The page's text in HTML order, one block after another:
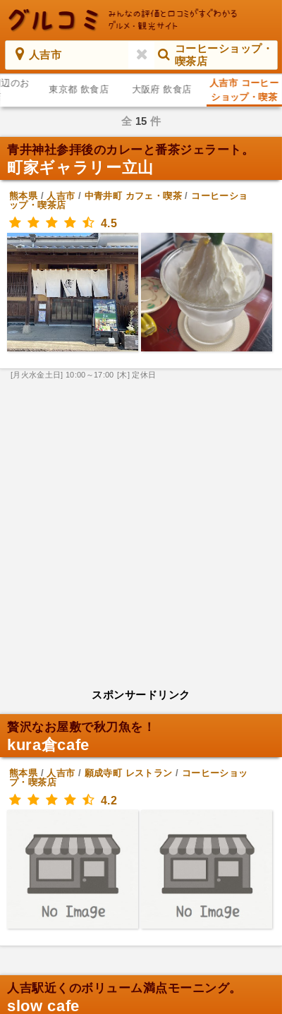
人吉市
コーヒーショップ・
喫茶店
のお
東京都 飲食店 大阪府 飲食店
人吉市 コーヒー
ショップ・喫茶
店
全 15 件
青井神社参拝後のカレーと番茶ジェラート。
町家ギャラリー立山
熊本県/ 人吉市 / 中青井町 カフェ・喫茶/ コーヒーショ
ップ・喫茶店
4.5
[月火水金土日] 10:00～17:00 [木] 定休日
スポンサードリンク
贅沢なお屋敷で秋刀魚を！
kura倉cafe
熊本県/ 人吉市 / 願成寺町 レストラン / コーヒーショッ
プ・喫茶店
4.2
人吉駅近くのボリューム満点モーニング。
slow cafe